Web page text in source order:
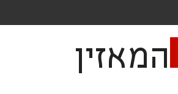
המאזין